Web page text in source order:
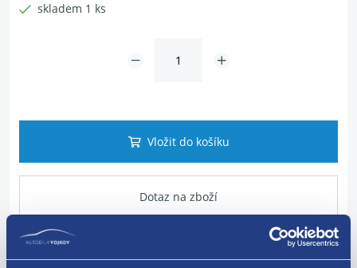
skladem 1 ks
Vložit do košíku
Dotaz na zboží
Popis produktu